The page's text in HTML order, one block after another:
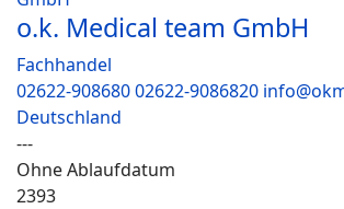
o.k. Medical team GmbH
Fachhandel
02622-908680 02622-9086820
Deutschland
---
Ohne Ablaufdatum
2393